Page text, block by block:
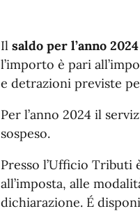
Il saldo per l’anno 2024
l’importo è pari
e detrazioni previste
Per l’anno 2024 il
sospeso.
Presso l’Ufficio
all’imposta, alle
dichiarazione. É